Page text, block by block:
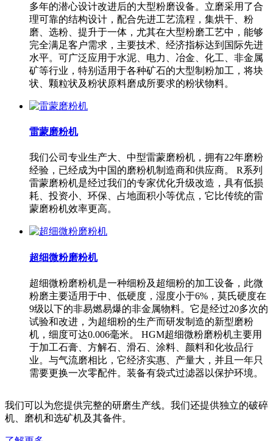
多年的潜心设计改进后的大型粉磨设备。立磨采用了合
理可靠的结构设计，配合先进工艺流程，集烘干、粉
磨、选粉、提升于一体，尤其在大型粉磨工艺中，能够
完全满足客户需求，主要技术、经济指标达到国际先进
水平。可广泛应用于水泥、电力、冶金、化工、非金属
矿等行业，特别适用于各种矿石的大型制粉加工，将块
状、颗粒状及粉状原料磨成所要求的粉状物料。
雷蒙磨粉机
我们公司专业生产大、中型雷蒙磨粉机，拥有22年磨粉
经验，已经成为中国的磨粉机制造商和供应商。 R系列
雷蒙磨粉机是经过我们的专家优化升级改造，具有低损
耗、投资小、环保、占地面积小等优点，它比传统的雷
蒙磨粉机效率更高。
超细微粉磨粉机
超细微粉磨粉机是一种细粉及超细粉的加工设备，此微
粉磨主要适用于中、低硬度，湿度小于6%，莫氏硬度在
9级以下的非易燃易爆的非金属物料。它是经过20多次的
试验和改进，为超细粉的生产而研发制造的新型磨粉
机，细度可达0.006毫米。 HGM超细微粉磨粉机主要用
于加工石膏、方解石、滑石、涂料、颜料和化妆品行
业。与气流磨相比，它经济实惠、产量大，并且一年只
需要更换一次零配件。装备有袋式过滤器以保护环境。
我们可以为您提供完整的研磨生产线。我们还提供独立的破碎
机、磨机和选矿机及其备件。